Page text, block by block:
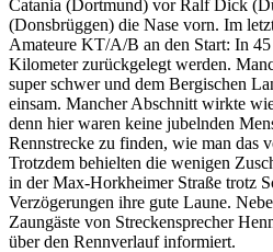
Catania (Dortmund) vor Ralf Dick
(Donsbrüggen) die Nase vorn. Im
Amateure KT/A/B an den Start: In
Kilometer zurückgelegt werden.
super schwer und dem Bergischen
einsam. Mancher Abschnitt wirkte
denn hier waren keine jubelnden
Rennstrecke zu finden, wie man das
Trotzdem behielten die wenigen
in der Max-Horkheimer Straße trotz
Verzögerungen ihre gute Laune.
Zaungäste von Streckensprecher
über den Rennverlauf informiert.